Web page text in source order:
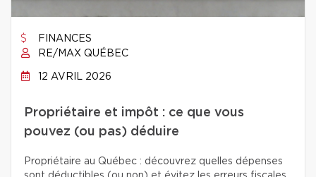
FINANCES
RE/MAX QUÉBEC
12 AVRIL 2026
Propriétaire et impôt : ce que vous
pouvez (ou pas) déduire
Propriétaire au Québec : découvrez quelles dépenses